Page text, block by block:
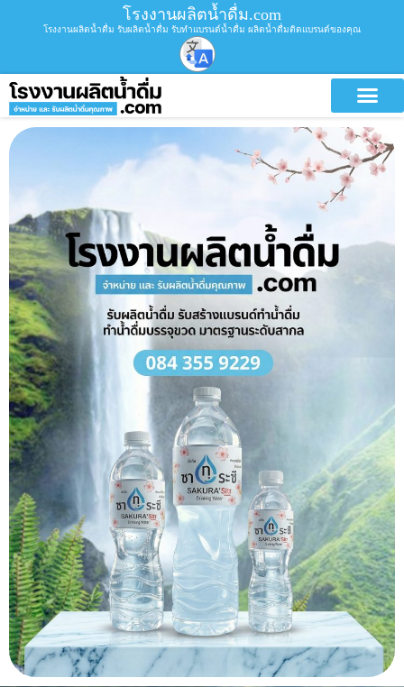
โรงงานผลิตน้ำดื่ม.com
โรงงานผลิตน้ำดื่ม รับผลิตน้ำดื่ม รับทำแบรนด์น้ำดื่ม ผลิตน้ำดื่มติดแบรนด์ของคุณ